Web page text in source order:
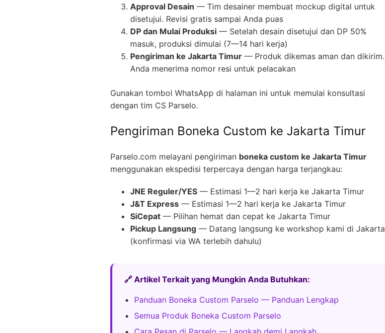
Approval Desain — Tim desainer membuat mockup digital untuk
disetujui. Revisi gratis sampai Anda puas
DP dan Mulai Produksi — Setelah desain disetujui dan DP 50%
masuk, produksi dimulai (7—14 hari kerja)
Pengiriman ke Jakarta Timur — Produk dikemas aman dan dikirim.
Anda menerima nomor resi untuk pelacakan
Gunakan tombol WhatsApp di halaman ini untuk memulai konsultasi
dengan tim CS Parselo.
Pengiriman Boneka Custom ke Jakarta Timur
Parselo.com melayani pengiriman boneka custom ke Jakarta Timur
menggunakan ekspedisi terpercaya dengan harga terjangkau:
JNE Reguler/YES — Estimasi 1—2 hari kerja ke Jakarta Timur
J&T Express — Estimasi 1—2 hari kerja ke Jakarta Timur
SiCepat — Pilihan hemat dan cepat ke Jakarta Timur
Pickup Langsung — Datang langsung ke workshop kami di Jakarta
(konfirmasi via WA terlebih dahulu)
🔗 Artikel Terkait yang Mungkin Anda Butuhkan:
Panduan Boneka Custom Parselo — Panduan Lengkap
Semua Produk Boneka Custom Parselo